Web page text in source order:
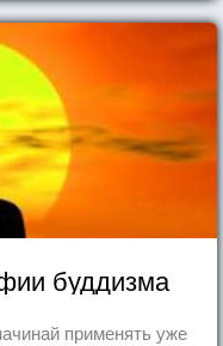
буддизма
применять уже